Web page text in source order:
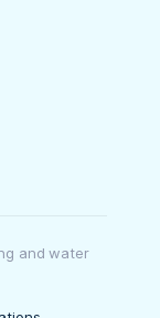
and water